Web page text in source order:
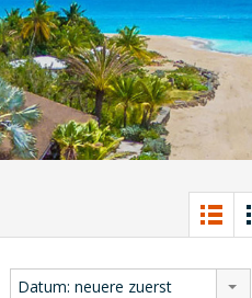
Datum: neuere zuerst